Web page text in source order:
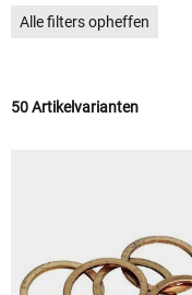
Alle filters opheffen
50 Artikelvarianten